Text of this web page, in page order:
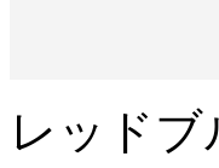
レッド